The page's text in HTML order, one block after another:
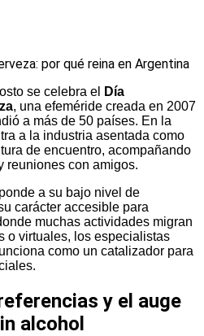
se celebra el
Día
, una efeméride creada en 2007
a más de 50 países. En la
a la industria asentada como
de encuentro, acompañando
reuniones con amigos.
a su bajo nivel de
carácter accesible para
muchas actividades migran
o virtuales, los especialistas
como un catalizador para
y el auge
alcohol